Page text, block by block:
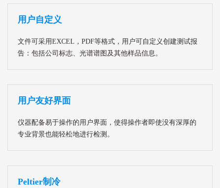
用户自定义
文件可采用EXCEL，PDF等格式，用户可自定义创建测试报
告：包括公司标志、光谱谱图及其他样品信息。
用户友好界面
仪器配备易于操作的用户界面，使得操作者即使没有深厚的
专业背景也能轻松地进行检测。
Peltier制冷